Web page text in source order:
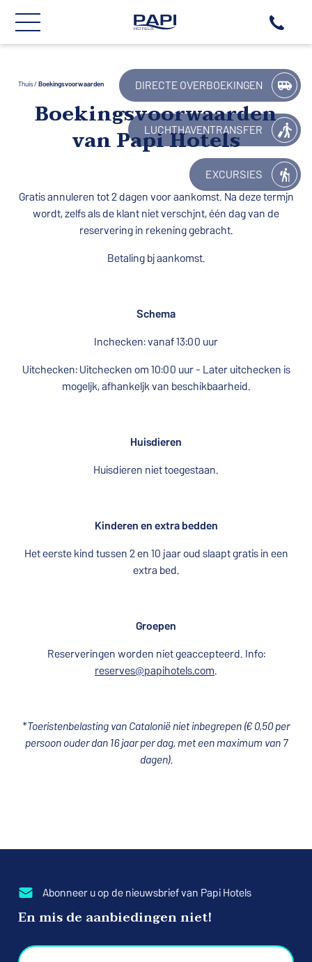
Papi Hotels (+34)
Thuis/Boekingsvoorwaarden
Boekingsvoorwaarden
van Papi Hotels
Gratis annuleren tot 2 dagen voor aankomst. Na deze termijn
wordt, zelfs als de klant niet verschijnt, één dag van de
reservering in rekening gebracht.
Betaling bij aankomst.
Schema
Inchecken: vanaf 13:00 uur
Uitchecken: Uitchecken om 10:00 uur - Later uitchecken is
mogelijk, afhankelijk van beschikbaarheid.
Huisdieren
Huisdieren niet toegestaan.
Kinderen en extra bedden
Het eerste kind tussen 2 en 10 jaar oud slaapt gratis in een
extra bed.
Groepen
Reserveringen worden niet geaccepteerd. Info:
reserves@papihotels.com.
*Toeristenbelasting van Catalonië niet inbegrepen (€ 0,50 per
persoon ouder dan 16 jaar per dag, met een maximum van 7
dagen).
Abonneer u op de nieuwsbrief van Papi Hotels
En mis de aanbiedingen niet!
DIRECTE OVERBOEKINGEN
EXCURSIES
LUCHTHAVENTRANSFER